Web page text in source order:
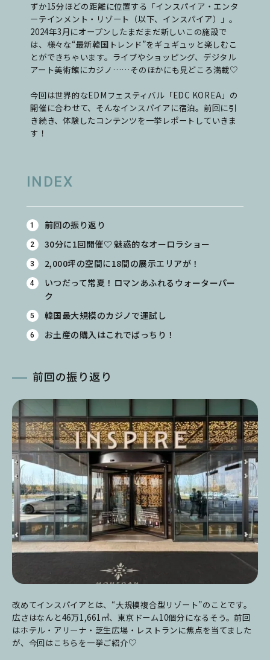
ずか15分ほどの距離に位置する「インスパイア・エンタ
ーテインメント・リゾート（以下、インスパイア）」。
2024年3月にオープンしたまだまだ新しいこの施設で
は、様々な“最新韓国トレンド”をギュギュッと楽しむこ
とができちゃいます。ライブやショッピング、デジタル
アート美術館にカジノ……そのほかにも見どころ満載♡
今回は世界的なEDMフェスティバル「EDC KOREA」の
開催に合わせて、そんなインスパイアに宿泊。前回に引
き続き、体験したコンテンツを一挙レポートしていきま
す！
INDEX
前回の振り返り
30分に1回開催♡ 魅惑的なオーロラショー
2,000坪の空間に18間の展示エリアが！
いつだって常夏！ロマンあふれるウォーターパー
ク
韓国最大規模のカジノで運試し
お土産の購入はこれでばっちり！
前回の振り返り
改めてインスパイアとは、“大規模複合型リゾート”のことです。
広さはなんと46万1,661㎡、東京ドーム10個分になるそう。前回
はホテル・アリーナ・芝生広場・レストランに焦点を当てました
が、今回はこちらを一挙ご紹介♡